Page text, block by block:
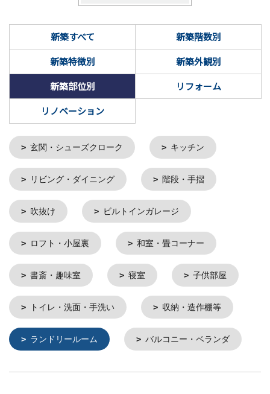
新築すべて
新築階数別
新築特徴別
新築外観別
新築部位別
リフォーム
リノベーション
玄関・シューズクローク キッチン
リビング・ダイニング 階段・手摺
吹抜け ビルトインガレージ
ロフト・小屋裏 和室・畳コーナー
書斎・趣味室 寝室 子供部屋
トイレ・洗面・手洗い 収納・造作棚等
ランドリールーム バルコニー・ベランダ